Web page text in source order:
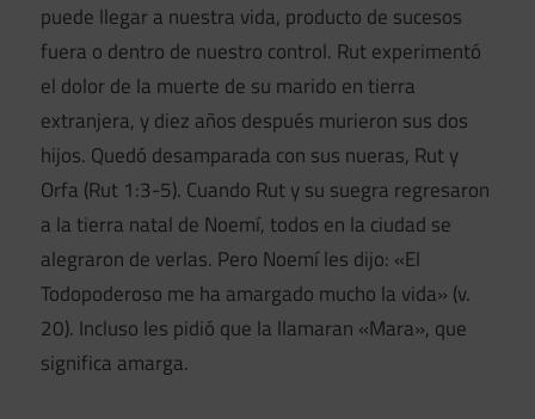
puede llegar a nuestra vida, producto de sucesos
fuera o dentro de nuestro control. Rut experimentó
el dolor de la muerte de su marido en tierra
extranjera, y diez años después murieron sus dos
hijos. Quedó desamparada con sus nueras, Rut y
Orfa (Rut 1:3-5). Cuando Rut y su suegra regresaron
a la tierra natal de Noemí, todos en la ciudad se
alegraron de verlas. Pero Noemí les dijo: «El
Todopoderoso me ha amargado mucho la vida» (v.
20). Incluso les pidió que la llamaran «Mara», que
significa amarga.